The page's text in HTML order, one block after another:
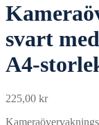
svart
A4-
225,00 kr